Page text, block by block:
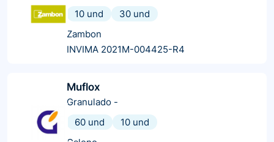
10 und
30 und
Zambon
INVIMA 2021M-004425-R4
Muflox
Granulado -
60 und
10 und